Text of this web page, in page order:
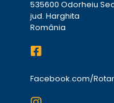
535600 Odorheiu
jud. Harghita
România
Facebook.com/